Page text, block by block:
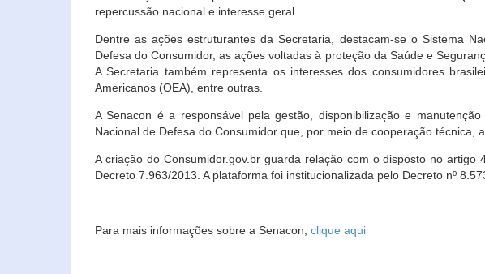
repercussão nacional e interesse geral.
Dentre as ações estruturantes da Secretaria, destacam-se o Sistema
Defesa do Consumidor, as ações voltadas à proteção da Saúde e
A Secretaria também representa os interesses dos consumidores
Americanos (OEA), entre outras.
A Senacon é a responsável pela gestão, disponibilização e
Nacional de Defesa do Consumidor que, por meio de cooperação técnica,
A criação do Consumidor.gov.br guarda relação com o disposto no
Decreto 7.963/2013. A plataforma foi institucionalizada pelo Decreto nº
Para mais informações sobre a Senacon, clique aqui